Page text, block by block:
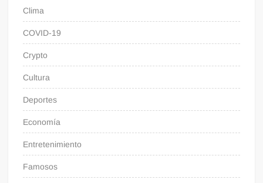
Clima
COVID-19
Crypto
Cultura
Deportes
Economía
Entretenimiento
Famosos